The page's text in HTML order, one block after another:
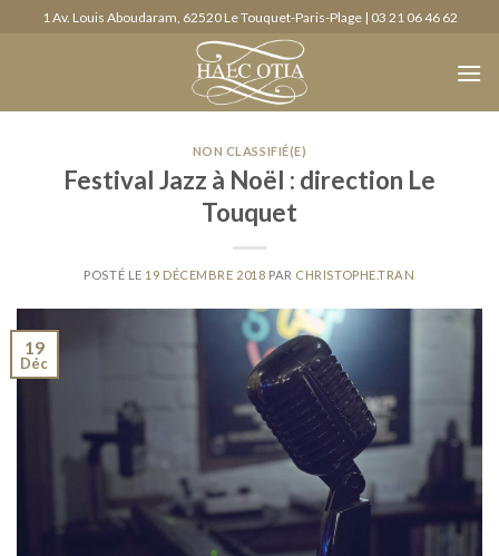
1 Av. Louis Aboudaram, 62520 Le Touquet-Paris-Plage | 03 21 06 46 62
NON CLASSIFIÉ(E)
Festival Jazz à Noël : direction Le
Touquet
POSTÉ LE 19 DÉCEMBRE 2018 PAR CHRISTOPHE.TRAN
19
Déc